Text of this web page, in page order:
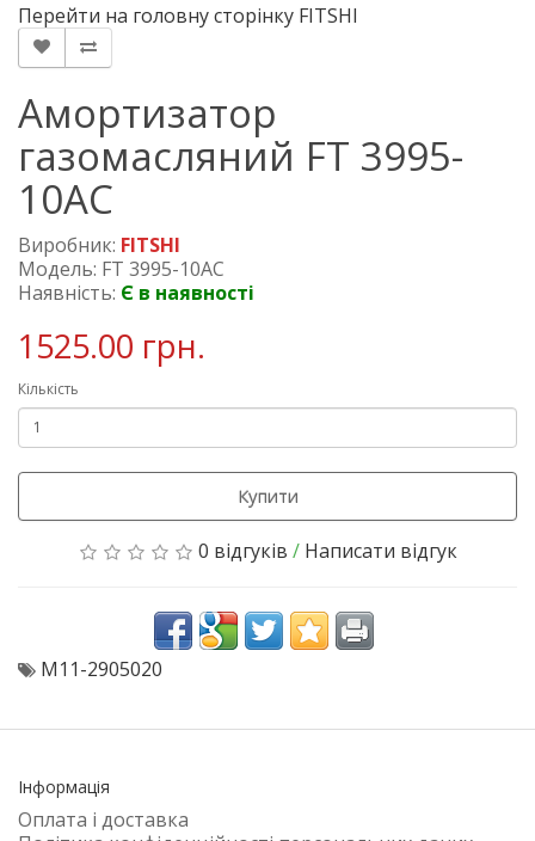
Перейти на головну сторінку FITSHI
Амортизатор
газомасляний FT 3995-
10AC
Виробник: FITSHI
Модель: FT 3995-10AC
Наявність: Є в наявності
1525.00 грн.
Кількість
Купити
0 відгуків / Написати відгук
M11-2905020
Інформація
Оплата і доставка